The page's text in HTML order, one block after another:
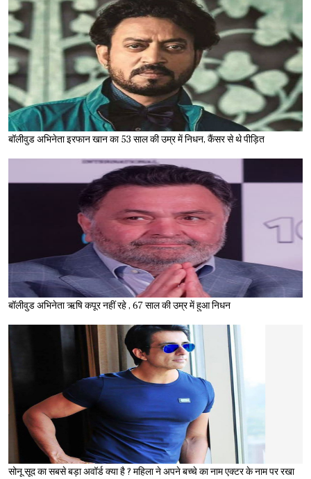
बॉलीवुड अभिनेता इरफान खान का 53 साल की उम्र में निधन, कैंसर से थे पीड़ित
बॉलीवुड अभिनेता ऋषि कपूर नहीं रहे , 67 साल की उम्र में हुआ निधन
सोनू सूद का सबसे बड़ा अवॉर्ड क्या है ? महिला ने अपने बच्चे का नाम एक्टर के नाम पर रखा